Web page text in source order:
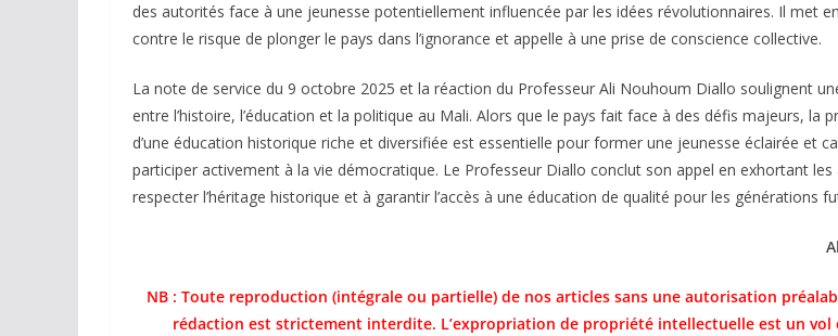
des autorités face à une jeunesse potentiellement influencée par les idées révolutionnaires. Il met
contre le risque de plonger le pays dans l’ignorance et appelle à une prise de conscience collective.
La note de service du 9 octobre 2025 et la réaction du Professeur Ali Nouhoum Diallo soulignent
entre l’histoire, l’éducation et la politique au Mali. Alors que le pays fait face à des défis majeurs, la
d’une éducation historique riche et diversifiée est essentielle pour former une jeunesse éclairée et
participer activement à la vie démocratique. Le Professeur Diallo conclut son appel en exhortant
respecter l’héritage historique et à garantir l’accès à une éducation de qualité pour les générations
NB : Toute reproduction (intégrale ou partielle) de nos articles sans une autorisation
rédaction est strictement interdite. L’expropriation de propriété intellectuelle est un vol